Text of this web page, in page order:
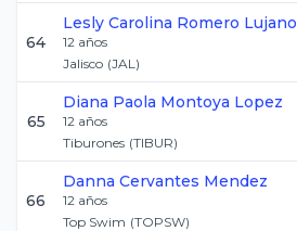
64
Lesly Carolina Romero Lujano
12 años
Jalisco (JAL)
65
Diana Paola Montoya Lopez
12 años
Tiburones (TIBUR)
66
Danna Cervantes Mendez
12 años
Top Swim (TOPSW)